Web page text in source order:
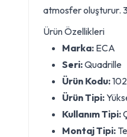
atmosfer oluşturur.
Ürün Özellikleri
Marka: ECA
Seri:Quadrille
Ürün Kodu:
Ürün Tipi:
Kullanım Tipi:
Montaj Tipi: